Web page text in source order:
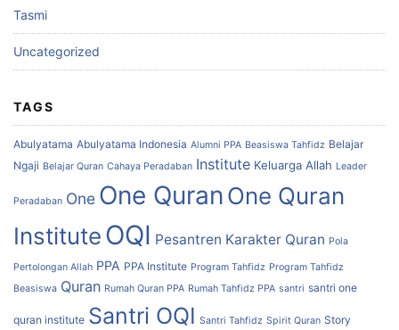
Tasmi
Uncategorized
TAGS
Abulyatama Abulyatama Indonesia Alumni PPA Beasiswa Tahfidz Belajar
Ngaji Belajar Quran Cahaya Peradaban Institute Keluarga Allah Leader
Peradaban One One QuranOne Quran
InstituteOQI Pesantren Karakter Quran Pola
Pertolongan Allah PPA PPA Institute Program Tahfidz Program Tahfidz
Beasiswa Quran Rumah Quran PPA Rumah Tahfidz PPA santri santri one
quran institute Santri OQI Santri Tahfidz Spirit Quran Story